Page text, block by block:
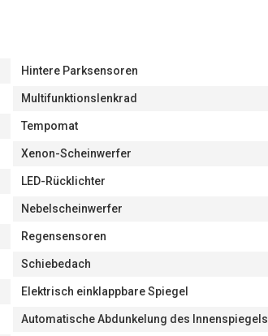
Hintere Parksensoren
Multifunktionslenkrad
Tempomat
Xenon-Scheinwerfer
LED-Rücklichter
Nebelscheinwerfer
Regensensoren
Schiebedach
Elektrisch einklappbare Spiegel
Automatische Abdunkelung des Innenspiegels